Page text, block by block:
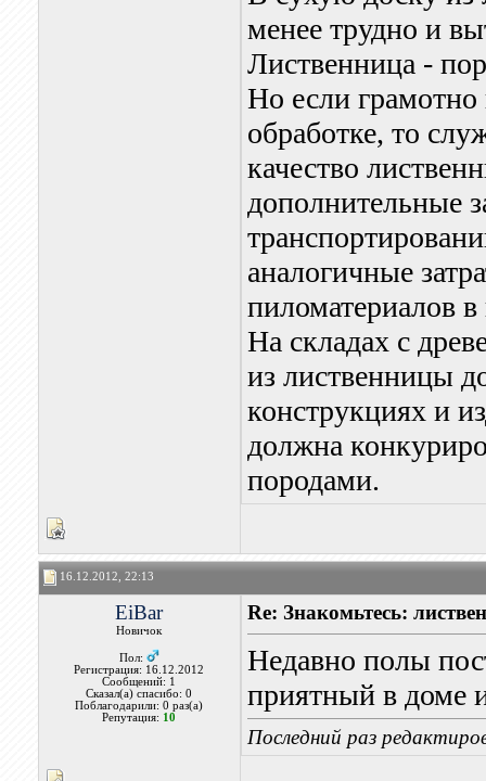
менее трудно и
Лиственница -
Но если грамотно
обработке, то
качество
дополнительные
аналогичные
пиломатериалов в
На складах с
из лиственницы
конструкциях и
должна
породами.
16.12.2012, 22:13
EiBar
Новичок
Пол:
Регистрация: 16.12.2012
Сообщений: 1
Сказал(а) спасибо: 0
Поблагодарили: 0 раз(а)
Репутация: 10
Re: Знакомьтесь:
Недавно полы
приятный в доме
Последний раз